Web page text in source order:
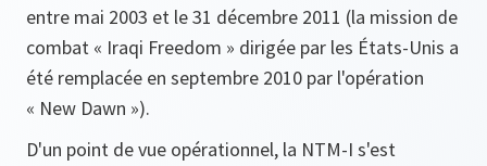
entre mai 2003 et le 31 décembre 2011 (la mission de
combat « Iraqi Freedom » dirigée par les États-Unis a
été remplacée en septembre 2010 par l'opération
« New Dawn »).
D'un point de vue opérationnel, la NTM-I s'est